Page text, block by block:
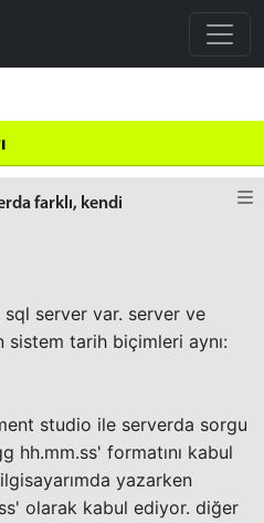
farklı, kendi
server var. server ve
sistem tarih biçimleri aynı:
studio ile serverda sorgu
hh.mm.ss' formatını kabul
yazarken
olarak kabul ediyor. diğer